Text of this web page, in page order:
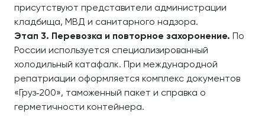
присутствуют представители администрации
кладбища, МВД и санитарного надзора.
Этап 3. Перевозка и повторное захоронение. По
России используется специализированный
холодильный катафалк. При международной
репатриации оформляется комплекс документов
«Груз‑200», таможенный пакет и справка о
герметичности контейнера.